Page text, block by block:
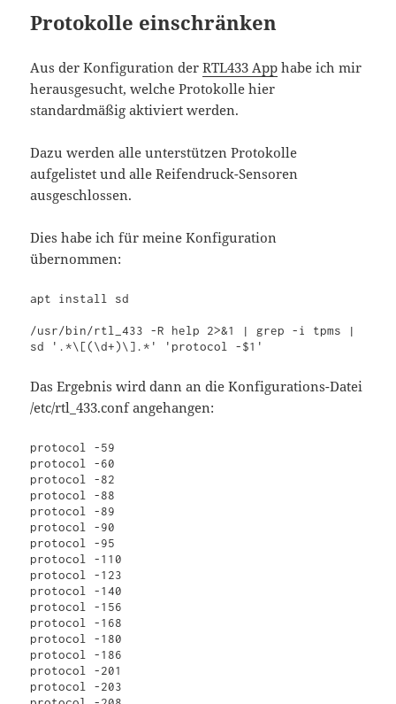
Protokolle einschränken
Aus der Konfiguration derRTL433 App habe ich mir
herausgesucht, welche Protokolle hier
standardmäßig aktiviert werden.
Dazu werden alle unterstützen Protokolle
aufgelistet und alle Reifendruck-Sensoren
ausgeschlossen.
Dies habe ich für meine Konfiguration
übernommen:
apt install sd
/usr/bin/rtl_433 -R help 2>&1 | grep -i tpms |
sd '.*\[(\d+)\].*' 'protocol -$1'
Das Ergebnis wird dann an die Konfigurations-Datei
/etc/rtl_433.conf angehangen:
protocol -59
protocol -60
protocol -82
protocol -88
protocol -89
protocol -90
protocol -95
protocol -110
protocol -123
protocol -140
protocol -156
protocol -168
protocol -180
protocol -186
protocol -201
protocol -203